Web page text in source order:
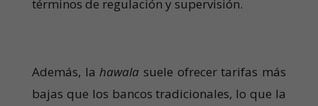
términos de regulación y supervisión.
Además, lahawala suele ofrecer tarifas más
bajas que los bancos tradicionales, lo que la